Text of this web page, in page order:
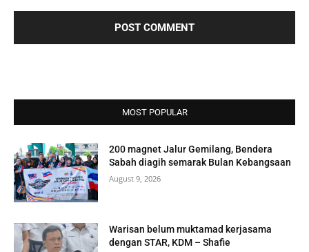
MOST POPULAR
200 magnet Jalur Gemilang, Bendera
Sabah diagih semarak Bulan Kebangsaan
August 9, 2026
Warisan belum muktamad kerjasama
dengan STAR, KDM – Shafie